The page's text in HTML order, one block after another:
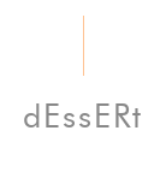
dEssERt